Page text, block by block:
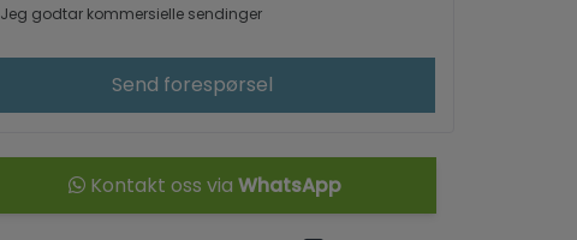
Jeg godtar kommersielle sendinger
Send forespørsel
Kontakt oss via WhatsApp